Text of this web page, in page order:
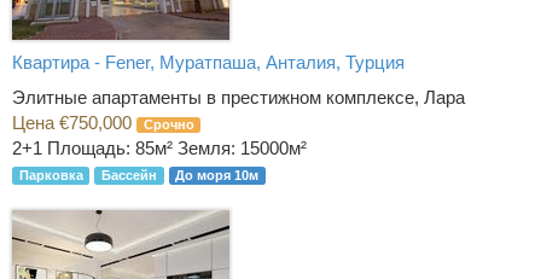
Квартира - Fener, Муратпаша, Анталия, Турция
Элитные апартаменты в престижном комплексе, Лара
Цена €750,000
Срочно
2+1 Площадь: 85м² Земля: 15000м²
Парковка Бассейн До моря 10м